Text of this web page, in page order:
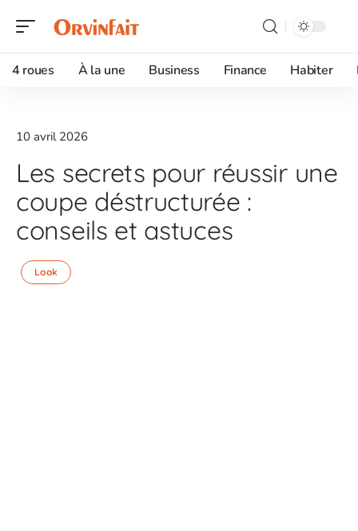
4 roues À la une Business Finance Habiter
10 avril 2026
Les secrets pour réussir une
coupe déstructurée :
conseils et astuces
Look